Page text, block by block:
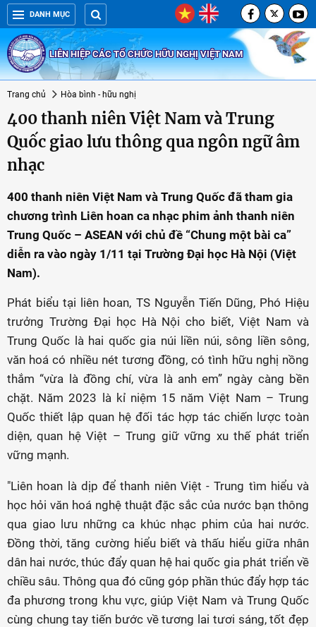
DANH MỤC
LIÊN HIỆP CÁC TỔ CHỨC HỮU NGHỊ VIỆT NAM
Trang chủ Hòa bình - hữu nghị
400 thanh niên Việt Nam và Trung
Quốc giao lưu thông qua ngôn ngữ âm
nhạc
400 thanh niên Việt Nam và Trung Quốc đã tham gia
chương trình Liên hoan ca nhạc phim ảnh thanh niên
Trung Quốc – ASEAN với chủ đề “Chung một bài ca”
diễn ra vào ngày 1/11 tại Trường Đại học Hà Nội (Việt
Nam).
Phát biểu tại liên hoan, TS Nguyễn Tiến Dũng, Phó Hiệu
trưởng Trường Đại học Hà Nội cho biết, Việt Nam và
Trung Quốc là hai quốc gia núi liền núi, sông liền sông,
văn hoá có nhiều nét tương đồng, có tình hữu nghị nồng
thắm “vừa là đồng chí, vừa là anh em” ngày càng bền
chặt. Năm 2023 là kỉ niệm 15 năm Việt Nam – Trung
Quốc thiết lập quan hệ đối tác hợp tác chiến lược toàn
diện, quan hệ Việt – Trung giữ vững xu thế phát triển
vững mạnh.
"Liên hoan là dịp để thanh niên Việt - Trung tìm hiểu và
học hỏi văn hoá nghệ thuật đặc sắc của nước bạn thông
qua giao lưu những ca khúc nhạc phim của hai nước.
Đồng thời, tăng cường hiểu biết và thấu hiểu giữa nhân
dân hai nước, thúc đẩy quan hệ hai quốc gia phát triển về
chiều sâu. Thông qua đó cũng góp phần thúc đẩy hợp tác
đa phương trong khu vực, giúp Việt Nam và Trung Quốc
cùng chung tay tiến bước về tương lai tươi sáng, tốt đẹp